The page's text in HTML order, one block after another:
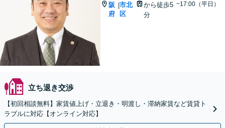
阪
府
|市北
区
から徒歩5
分
~17:00（平日）
立ち退き交渉
【初回相談無料】家賃値上げ・立退き・明渡し・滞納家賃など賃貸ト
ラブルに対応【オンライン対応】